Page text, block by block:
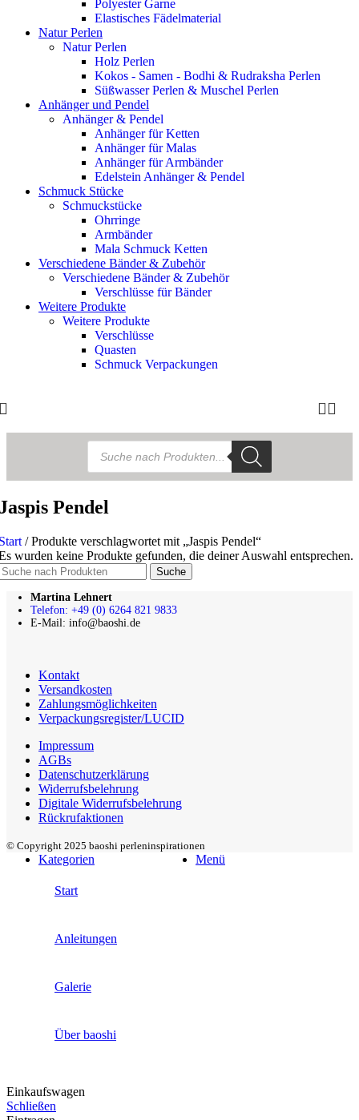
Polyester Garne
Elastisches Fädelmaterial
Natur Perlen
Natur Perlen
Holz Perlen
Kokos - Samen - Bodhi & Rudraksha Perlen
Süßwasser Perlen & Muschel Perlen
Anhänger und Pendel
Anhänger & Pendel
Anhänger für Ketten
Anhänger für Malas
Anhänger für Armbänder
Edelstein Anhänger & Pendel
Schmuck Stücke
Schmuckstücke
Ohrringe
Armbänder
Mala Schmuck Ketten
Verschiedene Bänder & Zubehör
Verschiedene Bänder & Zubehör
Verschlüsse für Bänder
Weitere Produkte
Weitere Produkte
Verschlüsse
Quasten
Schmuck Verpackungen
Products
search
Pendel
/ Produkte verschlagwortet mit „Jaspis Pendel“
wurden keine Produkte gefunden, die deiner Auswahl entsprechen.
Suche
Martina Lehnert
Telefon: +49 (0) 6264 821 9833
E-Mail: info@baoshi.de
Kontakt
Versandkosten
Zahlungsmöglichkeiten
Verpackungsregister/LUCID
Impressum
AGBs
Datenschutzerklärung
Widerrufsbelehrung
Digitale Widerrufsbelehrung
Rückrufaktionen
© Copyright 2025 baoshi perleninspirationen
Menü
Kategorien
Start
Anleitungen
Galerie
Über baoshi
Einkaufswagen
Schließen